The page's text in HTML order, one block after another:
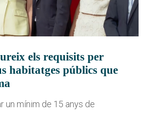
els requisits per
habitatges públics que
un mínim de 15 anys de